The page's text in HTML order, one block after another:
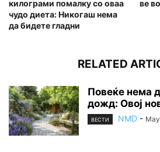
килограми помалку со оваа
чудо диета: Никогаш нема
да бидете гладни
ве
RELATED
Повеќе нема
дожд: Овој
ВЕСТИ NMD -